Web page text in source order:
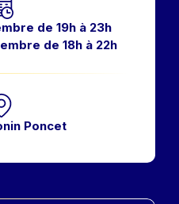
de 19h à 23h
de 18h à 22h
Poncet